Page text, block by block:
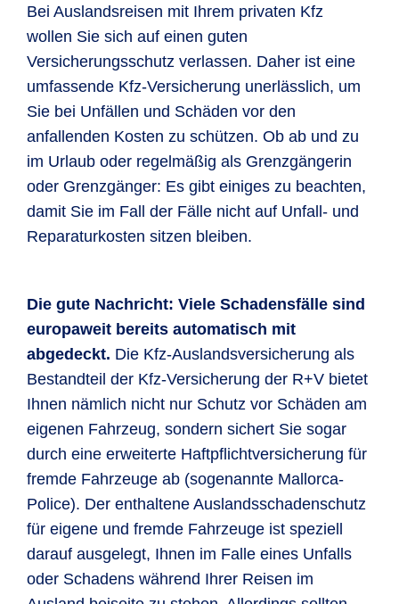
Bei Auslandsreisen mit Ihrem privaten Kfz
wollen Sie sich auf einen guten
Versicherungsschutz verlassen. Daher ist eine
umfassende Kfz-Versicherung unerlässlich, um
Sie bei Unfällen und Schäden vor den
anfallenden Kosten zu schützen. Ob ab und zu
im Urlaub oder regelmäßig als Grenzgängerin
oder Grenzgänger: Es gibt einiges zu beachten,
damit Sie im Fall der Fälle nicht auf Unfall- und
Reparaturkosten sitzen bleiben.
Die gute Nachricht: Viele Schadensfälle sind
europaweit bereits automatisch mit
abgedeckt. Die Kfz-Auslandsversicherung als
Bestandteil der Kfz-Versicherung der R+V bietet
Ihnen nämlich nicht nur Schutz vor Schäden am
eigenen Fahrzeug, sondern sichert Sie sogar
durch eine erweiterte Haftpflichtversicherung für
fremde Fahrzeuge ab (sogenannte Mallorca-
Police). Der enthaltene Auslandsschadenschutz
für eigene und fremde Fahrzeuge ist speziell
darauf ausgelegt, Ihnen im Falle eines Unfalls
oder Schadens während Ihrer Reisen im